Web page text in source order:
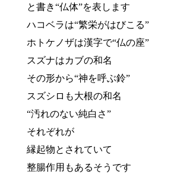
と書き“仏体”を表します
ハコベラは“繁栄がはびこる”
ホトケノザは漢字で“仏の座”
スズナはカブの和名
その形から“神を呼ぶ鈴”
スズシロも大根の和名
“汚れのない純白さ”
それぞれが
縁起物とされていて
整腸作用もあるそうです